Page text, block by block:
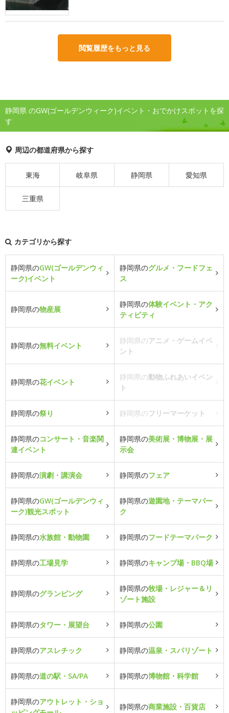
閲覧履歴をもっと見る
静岡県 のGW(ゴールデンウィーク)イベント・おでかけスポットを探
す
周辺の都道府県から探す
東海 岐阜県 静岡県 愛知県
三重県
カテゴリから探す
静岡県のGW(ゴールデンウィ
ーク)イベント
静岡県のグルメ・フードフェ
ス
静岡県の物産展
静岡県の体験イベント・アク
ティビティ
静岡県の無料イベント
静岡県のアニメ・ゲームイベ
ント
静岡県の花イベント
静岡県の動物ふれあいイベン
ト
静岡県の祭り 静岡県のフリーマーケット
静岡県のコンサート・音楽関
連イベント
静岡県の美術展・博物展・展
示会
静岡県の演劇・講演会 静岡県のフェア
静岡県のGW(ゴールデンウィ
ーク)観光スポット
静岡県の遊園地・テーマパー
ク
静岡県の水族館・動物園 静岡県のフードテーマパーク
静岡県の工場見学 静岡県のキャンプ場・BBQ場
静岡県のグランピング
静岡県の牧場・レジャー＆リ
ゾート施設
静岡県のタワー・展望台 静岡県の公園
静岡県のアスレチック 静岡県の温泉・スパリゾート
静岡県の道の駅・SA/PA 静岡県の博物館・科学館
静岡県のアウトレット・ショ
静岡県の商業施設・百貨店